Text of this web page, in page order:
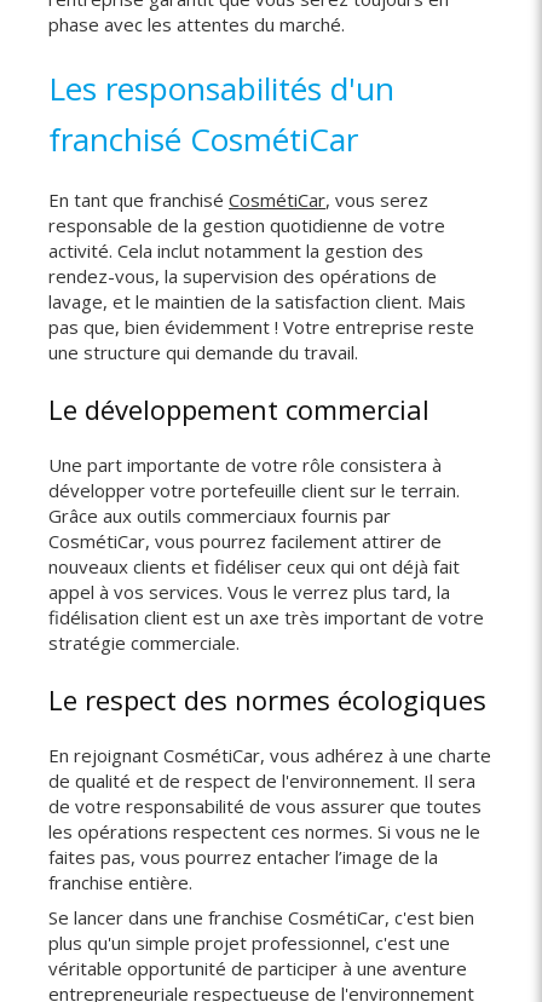
phase avec les attentes du marché.
Les responsabilités d'un
franchisé CosmétiCar
En tant que franchisé CosmétiCar, vous serez
responsable de la gestion quotidienne de votre
activité. Cela inclut notamment la gestion des
rendez-vous, la supervision des opérations de
lavage, et le maintien de la satisfaction client. Mais
pas que, bien évidemment ! Votre entreprise reste
une structure qui demande du travail.
Le développement commercial
Une part importante de votre rôle consistera à
développer votre portefeuille client sur le terrain.
Grâce aux outils commerciaux fournis par
CosmétiCar, vous pourrez facilement attirer de
nouveaux clients et fidéliser ceux qui ont déjà fait
appel à vos services. Vous le verrez plus tard, la
fidélisation client est un axe très important de votre
stratégie commerciale.
Le respect des normes écologiques
En rejoignant CosmétiCar, vous adhérez à une charte
de qualité et de respect de l'environnement. Il sera
de votre responsabilité de vous assurer que toutes
les opérations respectent ces normes. Si vous ne le
faites pas, vous pourrez entacher l’image de la
franchise entière.
Se lancer dans une franchise CosmétiCar, c'est bien
plus qu'un simple projet professionnel, c'est une
véritable opportunité de participer à une aventure
entrepreneuriale respectueuse de l'environnement